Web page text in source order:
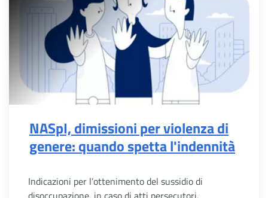
NASpI, dimissioni per violenza di
genere: quando spetta l'indennità
Indicazioni per l’ottenimento del sussidio di